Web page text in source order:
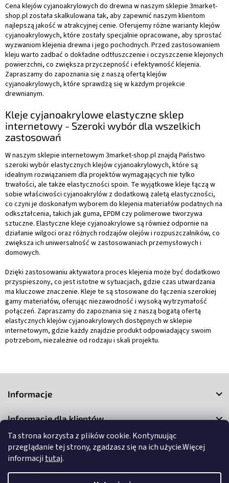
Ta strona korzysta z plików cookie. Kontynuując
przeglądanie tej strony, zgadzasz się na ich użycie.Więcej
informacji tutaj.
Cena klejów cyjanoakrylowych do drewna w naszym sklepie 3market-
shop.pl została skalkulowana tak, aby zapewnić naszym klientom
najlepszą jakość w atrakcyjnej cenie. Oferujemy różne warianty klejów
cyjanoakrylowych, które zostały specjalnie opracowane, aby sprostać
wyzwaniom klejenia drewna i jego pochodnych. Przed zastosowaniem
kleju warto zadbać o dokładne odtłuszczenie i oczyszczenie klejonych
powierzchni, co zwiększa przyczepność i efektywność klejenia.
Zapraszamy do zapoznania się z naszą ofertą klejów
cyjanoakrylowych, które sprawdzą się w każdym projekcie
drewnianym.
Kleje cyjanoakrylowe elastyczne sklep
internetowy - Szeroki wybór dla wszelkich
zastosowań
W naszym sklepie internetowym 3market-shop.pl znajdą Państwo
szeroki wybór elastycznych klejów cyjanoakrylowych, które są
idealnym rozwiązaniem dla projektów wymagających nie tylko
trwałości, ale także elastyczności spoin. Te wyjątkowe kleje łączą w
sobie właściwości cyjanoakrylów z dodatkową zaletą elastyczności,
co czyni je doskonałym wyborem do klejenia materiałów podatnych na
odkształcenia, takich jak guma, EPDM czy polimerowe tworzywa
sztuczne. Elastyczne kleje cyjanoakrylowe są również odpornie na
działanie wilgoci oraz różnych rodzajów olejów i rozpuszczalników, co
zwiększa ich uniwersalność w zastosowaniach przemysłowych i
domowych.
Dzięki zastosowaniu aktywatora proces klejenia może być dodatkowo
przyspieszony, co jest istotne w sytuacjach, gdzie czas utwardzania
ma kluczowe znaczenie. Kleje te są stosowane do łączenia szerokiej
gamy materiałów, oferując niezawodność i wysoką wytrzymałość
połączeń. Zapraszamy do zapoznania się z naszą bogatą ofertą
elastycznych klejów cyjanoakrylowych dostępnych w sklepie
internetowym, gdzie każdy znajdzie produkt odpowiadający swoim
potrzebom, niezależnie od rodzaju i skali projektu.
k
Informacje
Informacje dla klientów
Kontakt